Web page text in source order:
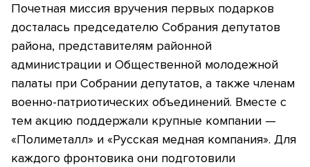
Почетная миссия вручения первых подарков
досталась председателю Собрания депутатов
района, представителям районной
администрации и Общественной молодежной
палаты при Собрании депутатов, а также членам
военно-патриотических объединений. Вместе с
тем акцию поддержали крупные компании —
«Полиметалл» и «Русская медная компания». Для
каждого фронтовика они подготовили